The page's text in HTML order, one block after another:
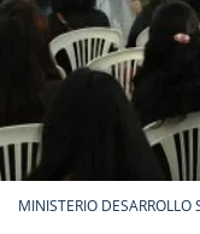
MINISTERIO DESARROLLO